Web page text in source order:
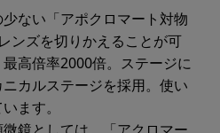
ない「アポクロマート対物
ンズを切りかえることが可
高倍率2000倍。ステージに
カルステージを採用。使い
ます。